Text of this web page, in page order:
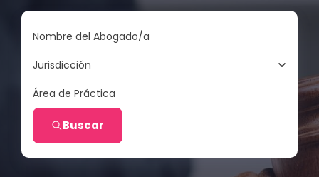
Nombre del Abogado/a
Jurisdicción
Área de Práctica
Buscar